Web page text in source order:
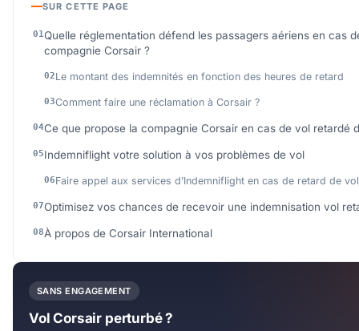
SUR CETTE PAGE
Quelle réglementation défend les passagers aériens en cas
compagnie Corsair ?
Le montant des indemnités en fonction des heures de retard
Comment faire une réclamation à Corsair ?
Ce que propose la compagnie Corsair en cas de vol retardé
Indemniflight votre solution à vos problèmes de vol
Faire appel aux services d’Indemniflight en cas de retard de vol
Optimisez vos chances de recevoir une indemnisation vol
À propos de Corsair International
SANS ENGAGEMENT
Vol Corsair perturbé ?